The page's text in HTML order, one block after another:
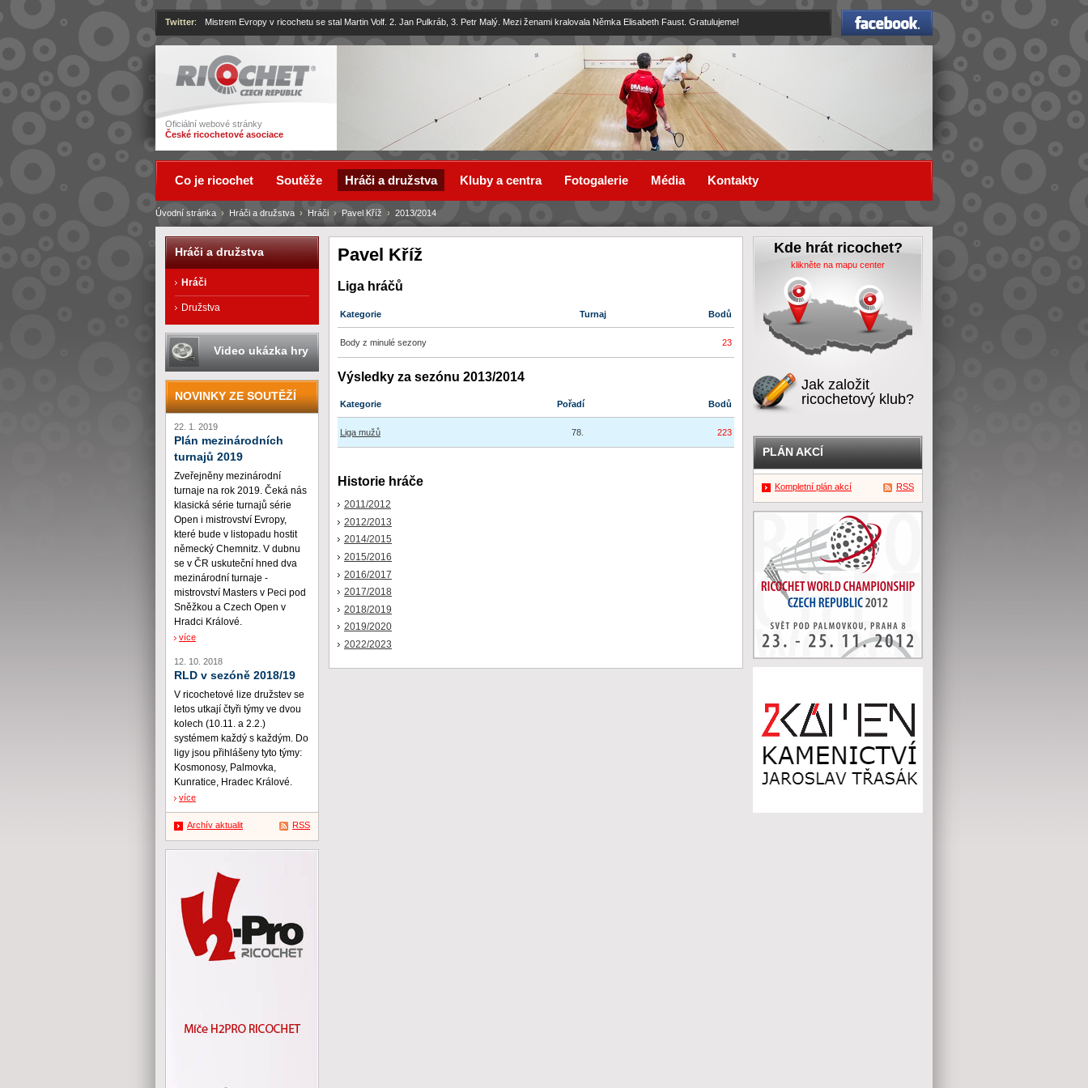
Ricochet
Oficiální webové stránky
České ricochetové asociace
Facebook
Twitter: Mistrem Evropy v ricochetu se stal Martin Volf. 2. Jan Pulkráb, 3. Petr Malý. Mezi ženami kralovala Němka Elisabeth Faust. Gratulujeme!
Pavel Kříž
Liga hráčů
Kategorie Turnaj Bodů
Body z minulé sezony 23
Výsledky za sezónu 2013/2014
Kategorie Pořadí Bodů
Liga mužů 78. 223
Historie hráče
2011/2012
2012/2013
2014/2015
2015/2016
2016/2017
2017/2018
2018/2019
2019/2020
2022/2023
Úvodní stránka › Hráči a družstva › Hráči › Pavel Kříž › 2013/2014
Co je ricochet Soutěže Hráči a družstva Kluby a centra Fotogalerie Média Kontakty
Hráči a družstva
Hráči
Družstva
Video ukázka hry
NOVINKY ZE SOUTĚŽÍ
22. 1. 2019
Plán mezinárodních
turnajů 2019
Zveřejněny mezinárodní
turnaje na rok 2019. Čeká nás
klasická série turnajů série
Open i mistrovství Evropy,
které bude v listopadu hostit
německý Chemnitz. V dubnu
se v ČR uskuteční hned dva
mezinárodní turnaje -
mistrovství Masters v Peci pod
Sněžkou a Czech Open v
Hradci Králové.
více
12. 10. 2018
RLD v sezóně 2018/19
V ricochetové lize družstev se
letos utkají čtyři týmy ve dvou
kolech (10.11. a 2.2.)
systémem každý s každým. Do
ligy jsou přihlášeny tyto týmy:
Kosmonosy, Palmovka,
Kunratice, Hradec Králové.
více
Archív aktualit RSS
Kde hrát ricochet?
klikněte na mapu center
Jak založit
ricochetový klub?
PLÁN AKCÍ
Kompletní plán akcí RSS